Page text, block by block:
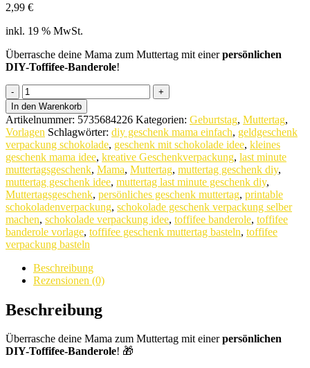
2,99 €
inkl. 19 % MwSt.
Überrasche deine Mama zum Muttertag mit einerpersönlichen
DIY-Toffifee-Banderole!
Toffifee
Banderole
"Tollste
Mama
der
Welt"-
Vorlage
zum
Ausdrucken
quantity
In den Warenkorb
Artikelnummer: 5735684226 Kategorien: Geburtstag, Muttertag,
Vorlagen Schlagwörter: diy geschenk mama einfach, geldgeschenk
verpackung schokolade, geschenk mit schokolade idee, kleines
geschenk mama idee, kreative Geschenkverpackung, last minute
muttertagsgeschenk, Mama, Muttertag, muttertag geschenk diy,
muttertag geschenk idee, muttertag last minute geschenk diy,
Muttertagsgeschenk, persönliches geschenk muttertag, printable
schokoladenverpackung, schokolade geschenk verpackung selber
machen, schokolade verpackung idee, toffifee banderole, toffifee
banderole vorlage, toffifee geschenk muttertag basteln, toffifee
verpackung basteln
Beschreibung
Rezensionen (0)
Beschreibung
Überrasche deine Mama zum Muttertag mit einerpersönlichen
DIY-Toffifee-Banderole! 🎁